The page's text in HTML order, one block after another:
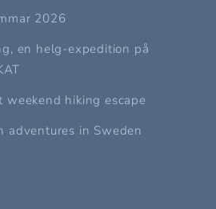
2026
en helg-expedition på
weekend hiking escape
adventures in Sweden